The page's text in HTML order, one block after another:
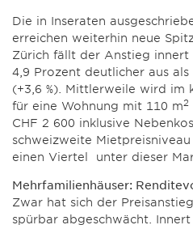
Die in Inseraten
erreichen weiterhin neue
Zürich fällt der Anstieg innert
4,9 Prozent deutlicher aus
(+3,6 %). Mittlerweile wird im
für eine Wohnung mit 110 m2
CHF 2 600 inklusive
schweizweite
einen Viertel unter dieser
Mehrfamilienhäuser:
Zwar hat sich der
spürbar abgeschwächt.